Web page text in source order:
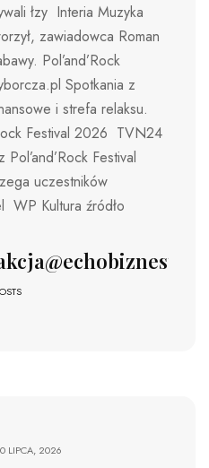
łzy Interia Muzyka
zawiadowca Roman
Pol’and’Rock
Spotkania z
i strefa relaksu.
Festival 2026 TVN24
Festival
uczestników
WP Kultura źródło
LIPCA, 2026